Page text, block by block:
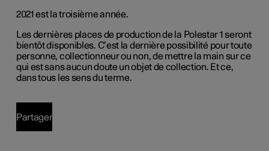
2021 est la troisième année.
Les dernières places de production de la Polestar 1 seront
bientôt disponibles. C’est la dernière possibilité pour toute
personne, collectionneur ou non, de mettre la main sur ce
qui est sans aucun doute un objet de collection. Et ce,
dans tous les sens du terme.
Partager